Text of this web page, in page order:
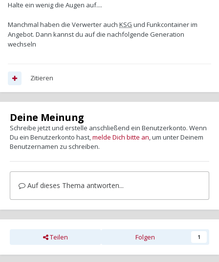
Halte ein wenig die Augen auf....
Manchmal haben die Verwerter auch KSG und Funkcontainer im
Angebot. Dann kannst du auf die nachfolgende Generation
wechseln
Zitieren
Deine Meinung
Schreibe jetzt und erstelle anschließend ein Benutzerkonto. Wenn
Du ein Benutzerkonto hast,melde Dich bitte an, um unter Deinem
Benutzernamen zu schreiben.
Auf dieses Thema antworten...
Teilen Folgen 1